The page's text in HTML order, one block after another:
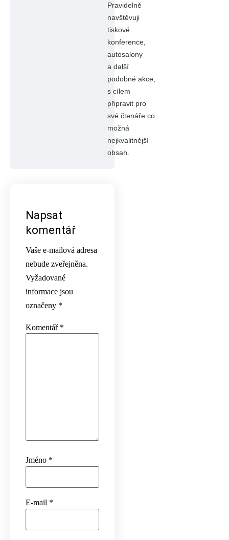
Pravidelně
navštěvuji
tiskové
konference,
autosalony
a další
podobné akce,
s cílem
připravit pro
své čtenáře co
možná
nejkvalitnější
obsah.
Napsat
komentář
Vaše e-mailová adresa
nebude zveřejněna.
Vyžadované
informace jsou
označeny *
Komentář *
Jméno *
E-mail *